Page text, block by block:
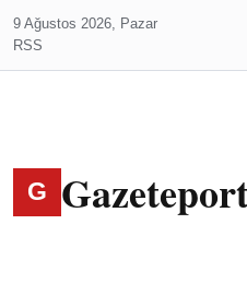
9 Ağustos 2026, Pazar
RSS
G